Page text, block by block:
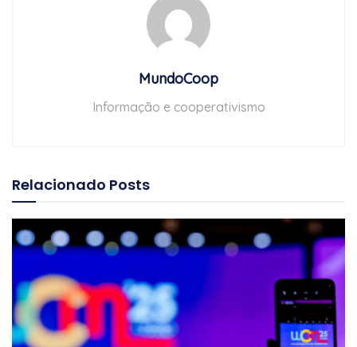
MundoCoop
Informação e cooperativismo
Relacionado Posts